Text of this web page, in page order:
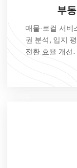
부
매물·로컬 서
권 분석, 입지
전환 효율 개선.